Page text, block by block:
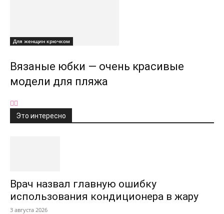
Для женщин крючком
Вязаные юбки — очень красивые
модели для пляжа
Это интересно
Врач назвал главную ошибку
использования кондиционера в жару
3 августа 2026